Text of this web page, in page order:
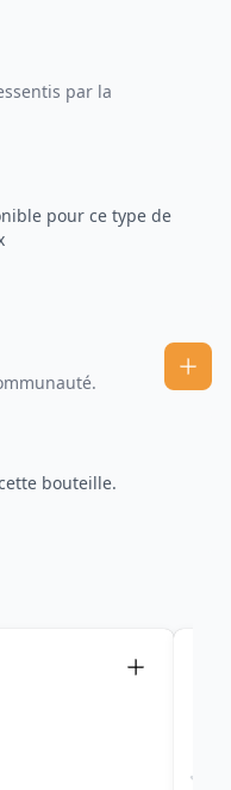
par la
pour ce type de
bouteille.